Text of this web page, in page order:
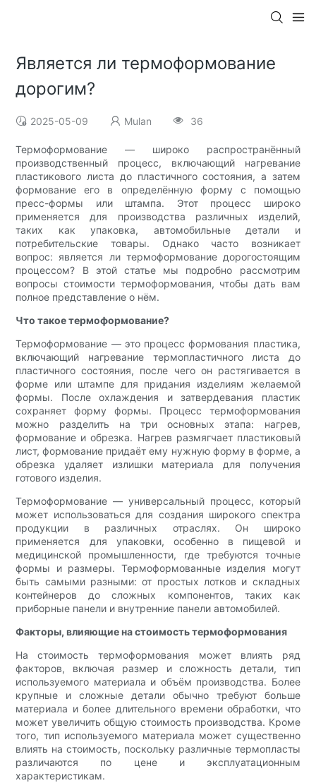
Является ли термоформование
дорогим?
2025-05-09 Mulan 36
Термоформование — широко распространённый
производственный процесс, включающий нагревание
пластикового листа до пластичного состояния, а затем
формование его в определённую форму с помощью
пресс-формы или штампа. Этот процесс широко
применяется для производства различных изделий,
таких как упаковка, автомобильные детали и
потребительские товары. Однако часто возникает
вопрос: является ли термоформование дорогостоящим
процессом? В этой статье мы подробно рассмотрим
вопросы стоимости термоформования, чтобы дать вам
полное представление о нём.
Что такое термоформование?
Термоформование — это процесс формования пластика,
включающий нагревание термопластичного листа до
пластичного состояния, после чего он растягивается в
форме или штампе для придания изделиям желаемой
формы. После охлаждения и затвердевания пластик
сохраняет форму формы. Процесс термоформования
можно разделить на три основных этапа: нагрев,
формование и обрезка. Нагрев размягчает пластиковый
лист, формование придаёт ему нужную форму в форме, а
обрезка удаляет излишки материала для получения
готового изделия.
Термоформование — универсальный процесс, который
может использоваться для создания широкого спектра
продукции в различных отраслях. Он широко
применяется для упаковки, особенно в пищевой и
медицинской промышленности, где требуются точные
формы и размеры. Термоформованные изделия могут
быть самыми разными: от простых лотков и складных
контейнеров до сложных компонентов, таких как
приборные панели и внутренние панели автомобилей.
Факторы, влияющие на стоимость термоформования
На стоимость термоформования может влиять ряд
факторов, включая размер и сложность детали, тип
используемого материала и объём производства. Более
крупные и сложные детали обычно требуют больше
материала и более длительного времени обработки, что
может увеличить общую стоимость производства. Кроме
того, тип используемого материала может существенно
влиять на стоимость, поскольку различные термопласты
различаются по цене и эксплуатационным
характеристикам.